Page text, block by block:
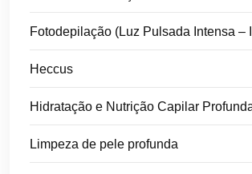
Fotodepilação (Luz Pulsada Intensa –
Heccus
Hidratação e Nutrição Capilar
Limpeza de pele profunda